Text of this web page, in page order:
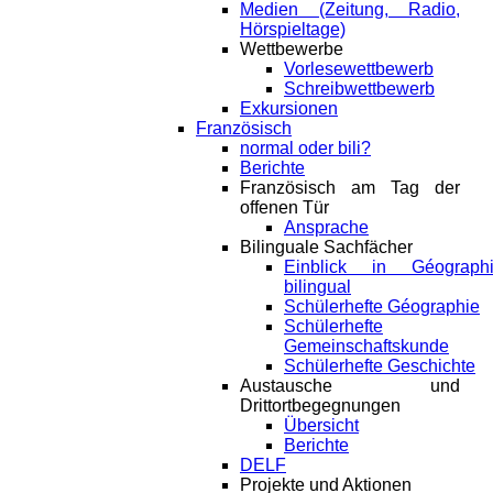
Medien (Zeitung, Radio,
Hörspieltage)
Wettbewerbe
Vorlesewettbewerb
Schreibwettbewerb
Exkursionen
Französisch
normal oder bili?
Berichte
Französisch am Tag der
offenen Tür
Ansprache
Bilinguale Sachfächer
Einblick in
bilingual
Schülerhefte Géographie
Schülerhefte
Gemeinschaftskunde
Schülerhefte Geschichte
Austausche und
Drittortbegegnungen
Übersicht
Berichte
DELF
Projekte und Aktionen